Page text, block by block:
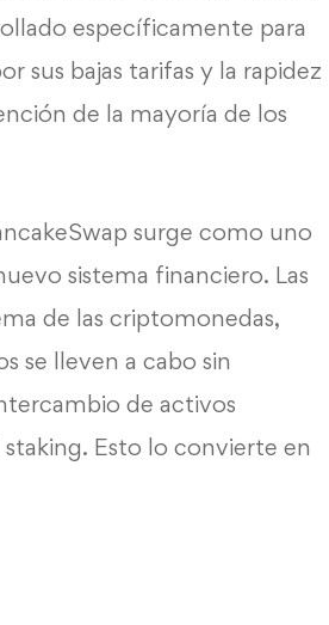
específicamente para
sus bajas tarifas y la rapidez
de la mayoría de los
surge como uno
sistema financiero. Las
de las criptomonedas,
se lleven a cabo sin
de activos
Esto lo convierte en